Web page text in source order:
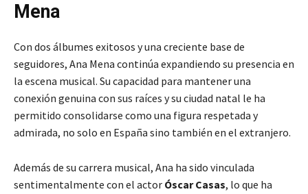
Mena
Con dos álbumes exitosos y una creciente base de
seguidores, Ana Mena continúa expandiendo su presencia en
la escena musical. Su capacidad para mantener una
conexión genuina con sus raíces y su ciudad natal le ha
permitido consolidarse como una figura respetada y
admirada, no solo en España sino también en el extranjero.
Además de su carrera musical, Ana ha sido vinculada
sentimentalmente con el actor Óscar Casas, lo que ha